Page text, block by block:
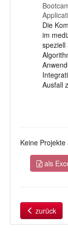
Die
im
speziell
Ausfall
Keine
als
zurück